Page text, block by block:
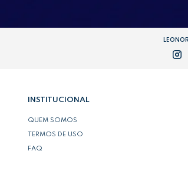
INSTITUCIONAL
QUEM SOMOS
TERMOS DE USO
FAQ